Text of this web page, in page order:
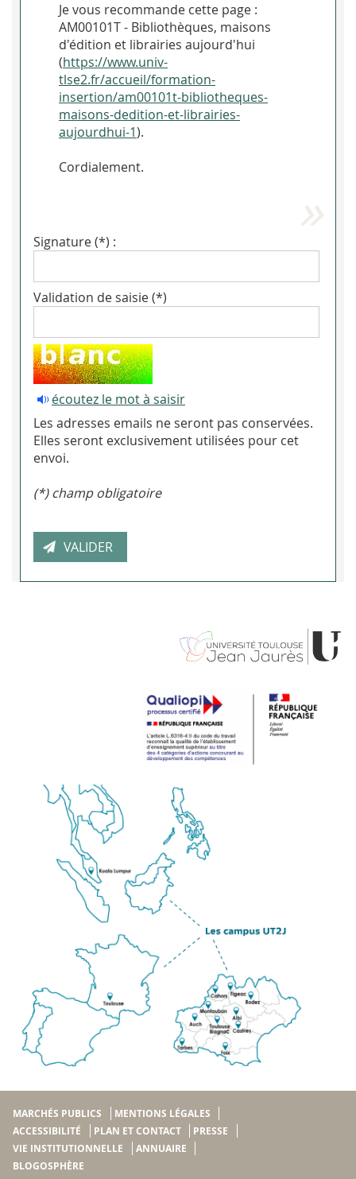
Je vous recommande cette page :
AM00101T - Bibliothèques, maisons
d'édition et librairies aujourd'hui
(https://www.univ-
tlse2.fr/accueil/formation-
insertion/am00101t-bibliotheques-
maisons-dedition-et-librairies-
aujourdhui-1).
Cordialement.
Signature (*) :
Validation de saisie (*)
écoutez le mot à saisir
Les adresses emails ne seront pas conservées.
Elles seront exclusivement utilisées pour cet
envoi.
(*) champ obligatoire
MARCHÉS PUBLICS
MENTIONS LÉGALES
ACCESSIBILITÉ
PLAN ET CONTACT
PRESSE
VIE INSTITUTIONNELLE
ANNUAIRE
BLOGOSPHÈRE